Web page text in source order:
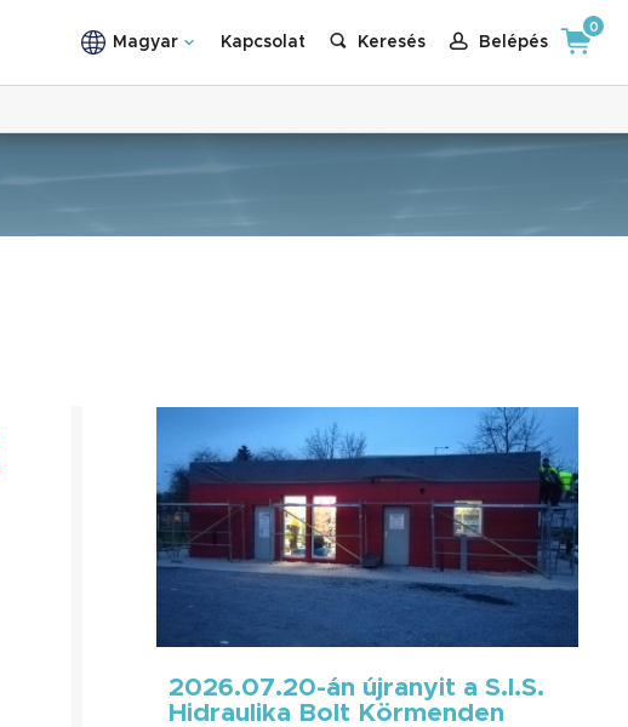
Magyar Kapcsolat Keresés Belépés
0
2026.07.20-án újranyit a S.I.S.
Hidraulika Bolt Körmenden